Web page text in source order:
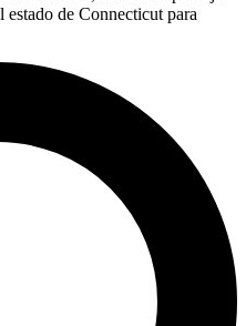
de Connecticut para